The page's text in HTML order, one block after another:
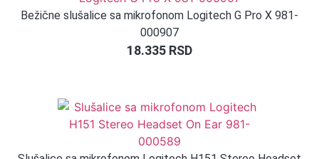
Bežične slušalice sa mikrofonom Logitech G Pro X 981-
000907
18.335 RSD